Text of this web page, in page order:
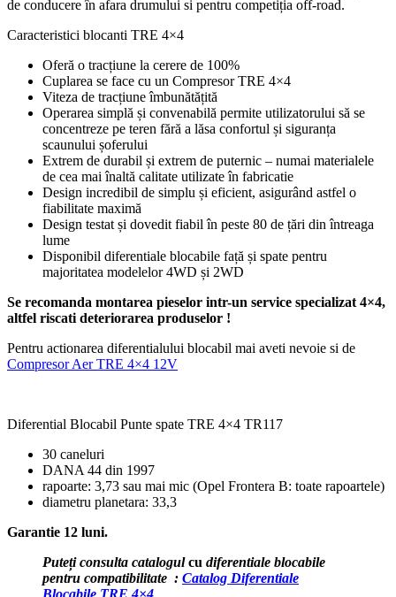
de conducere în afara drumului si pentru competiția off-road.
Caracteristici blocanti TRE 4×4
Oferă o tracțiune la cerere de 100%
Cuplarea se face cu un Compresor TRE 4×4
Viteza de tracțiune îmbunătățită
Operarea simplă și convenabilă permite utilizatorului să se
concentreze pe teren fără a lăsa confortul și siguranța
scaunului șoferului
Extrem de durabil și extrem de puternic – numai materialele
de cea mai înaltă calitate utilizate în fabricatie
Design incredibil de simplu și eficient, asigurând astfel o
fiabilitate maximă
Design testat și dovedit fiabil în peste 80 de țări din întreaga
lume
Disponibil diferentiale blocabile față și spate pentru
majoritatea modelelor 4WD și 2WD
Se recomanda montarea pieselor intr-un service specializat 4×4,
altfel riscati deteriorarea produselor !
Pentru actionarea diferentialului blocabil mai aveti nevoie si de
Compresor Aer TRE 4×4 12V
Diferential Blocabil Punte spate TRE 4×4 TR117
30 caneluri
DANA 44 din 1997
rapoarte: 3,73 sau mai mic (Opel Frontera B: toate rapoartele)
diametru planetara: 33,3
Garantie 12 luni.
Puteți consulta catalogulcu diferentiale blocabile
pentru compatibilitate : Catalog Diferentiale